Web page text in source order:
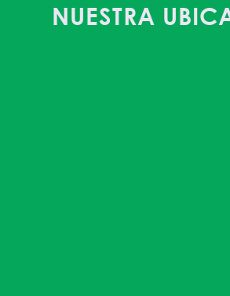
NUESTRA